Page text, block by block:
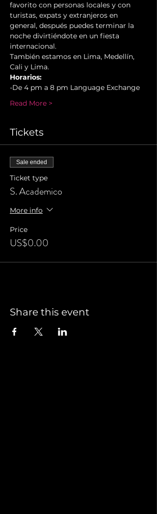
favorito con personas locales y con
turistas, expats y extranjeros en
general, después puedes terminar la
noche divirtiéndote en un fiesta
internacional.
También estamos en Lima, Medellín,
Cali y Lima.
Horarios:
-De 4 pm a 8 pm Language Exchange
Read More >
Tickets
Sale ended
Ticket type
S. Academico
More info
Price
US$0.00
Share this event